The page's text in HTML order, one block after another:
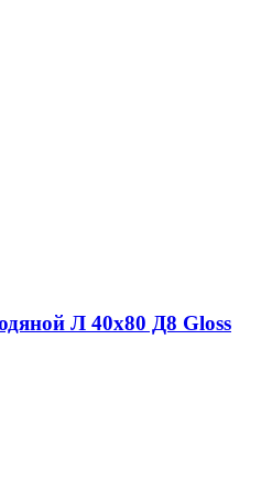
Л 40х80 Д8 Gloss